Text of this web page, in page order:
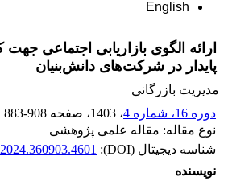
English
ارائه الگوی بازاریابی اجتماعی
پایدار در شرکت‌های دانش‌بنیان
مدیریت بازرگانی
دوره 16، شماره 4
، 1403 ، صفحه 883-908
نوع مقاله: مقاله علمی پژوهشی
شناسه دیجیتال (DOI):
نویسنده